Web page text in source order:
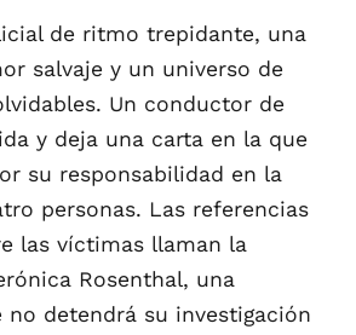
de ritmo trepidante, una
salvaje y un universo de
Un conductor de
y deja una carta en la que
su responsabilidad en la
personas. Las referencias
las víctimas llaman la
Rosenthal, una
no detendrá su investigación